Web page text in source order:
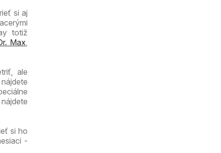
si aj
totiž
Max
ale
si ho
-